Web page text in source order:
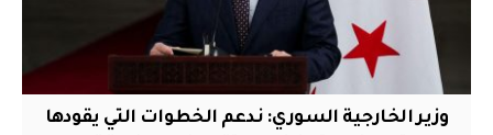
وزير الخارجية السوري: ندعم الخطوات التي يقودها